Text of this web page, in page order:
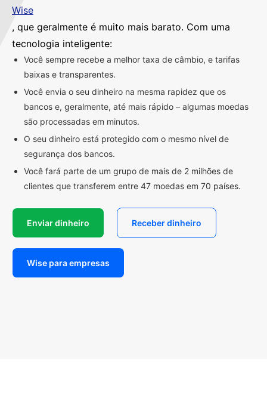
Wise
, que geralmente é muito mais barato. Com uma
tecnologia inteligente:
Você sempre recebe a melhor taxa de câmbio, e tarifas
baixas e transparentes.
Você envia o seu dinheiro na mesma rapidez que os
bancos e, geralmente, até mais rápido – algumas moedas
são processadas em minutos.
O seu dinheiro está protegido com o mesmo nível de
segurança dos bancos.
Você fará parte de um grupo de mais de 2 milhões de
clientes que transferem entre 47 moedas em 70 países.
Enviar dinheiro Receber dinheiro
Wise para empresas